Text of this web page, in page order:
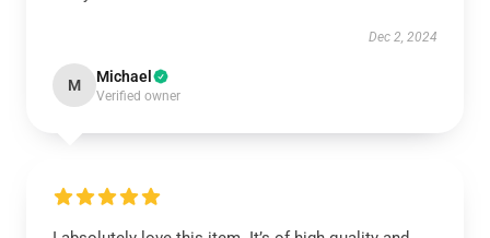
Dec 2, 2024
M Michael
Verified owner